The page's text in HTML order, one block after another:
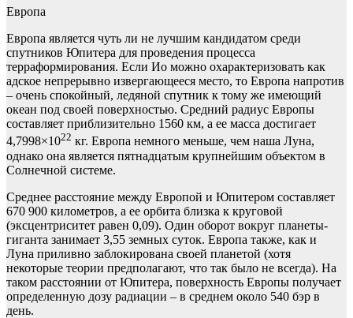
Европа
Европа является чуть ли не лучшим кандидатом среди
спутников Юпитера для проведения процесса
терраформирования. Если Ио можно охарактеризовать как
адское непрерывно извергающееся место, то Европа напротив
– очень спокойный, ледяной спутник к тому же имеющий
океан под своей поверхностью. Средний радиус Европы
составляет приблизительно 1560 км, а ее масса достигает
4,7998×1022 кг. Европа немного меньше, чем наша Луна,
однако она является пятнадцатым крупнейшим объектом в
Солнечной системе.
Среднее расстояние между Европой и Юпитером составляет
670 900 километров, а ее орбита близка к круговой
(эксцентриситет равен 0,09). Один оборот вокруг планеты-
гиганта занимает 3,55 земных суток. Европа также, как и
Луна приливно заблокирована своей планетой (хотя
некоторые теории предполагают, что так было не всегда). На
таком расстоянии от Юпитера, поверхность Европы получает
определенную дозу радиации – в среднем около 540 бэр в
день.